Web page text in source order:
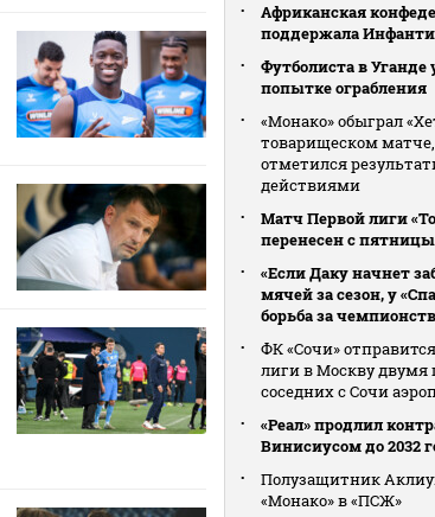
Африканская
поддержала
Футболиста в Уганде
попытке ограбления
«Монако» обыграл
товарищеском
отметился
действиями
Матч Первой лиги
перенесен с пятницы
«Если Даку начнет
мячей за сезон, у
борьба за
ФК «Сочи»
лиги в Москву двумя
соседних с Сочи
«Реал» продлил
Винисиусом до 2032
Полузащитник
«Монако» в «ПСЖ»